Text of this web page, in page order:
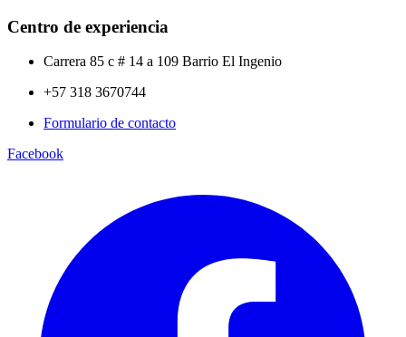
Centro de experiencia
Carrera 85 c # 14 a 109 Barrio El Ingenio
+57 318 3670744
Formulario de contacto
Facebook